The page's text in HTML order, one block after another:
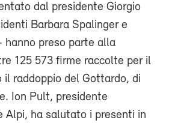
dal presidente Giorgio
Barbara Spalinger e
hanno preso parte alla
125 573 firme raccolte per il
il raddoppio del Gottardo, di
Ion Pult, presidente
Alpi, ha salutato i presenti in